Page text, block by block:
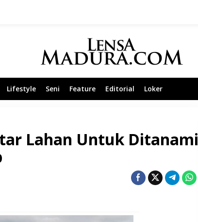
Lifestyle Seni Feature Editorial Loker
Lahan Untuk Ditanami